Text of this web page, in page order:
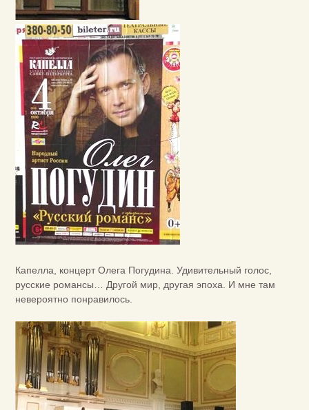
Капелла, концерт Олега Погудина. Удивительный голос,
русские романсы… Другой мир, другая эпоха. И мне там
невероятно понравилось.